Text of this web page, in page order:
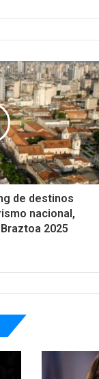
de destinos
nacional,
2025